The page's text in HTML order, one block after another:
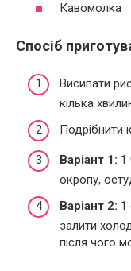
Кавомолка
Спосіб
Висипати
кілька
Подрібнити
Варіант 1: 1
окропу,
Варіант 2: 1
залити
після чого